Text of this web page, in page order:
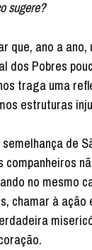
sugere?
que, ano a ano,
dos Pobres
traga uma
estruturas
de
companheiros
no mesmo
chamar à ação